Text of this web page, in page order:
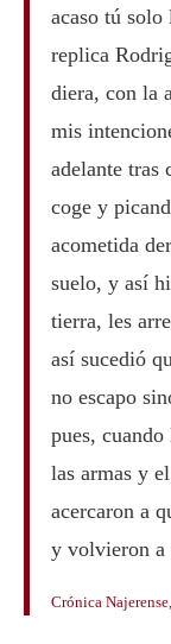
acaso tú solo
replica
diera, con la
mis
adelante tras
coge y
acometida
suelo, y así
tierra, les
así sucedió
no escapo
pues,
las armas y
acercaron a
y volvieron a
Crónica